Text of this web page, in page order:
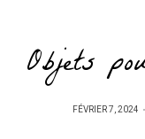
Objets
PUBLIÉ
FÉVRIER 7, 2024